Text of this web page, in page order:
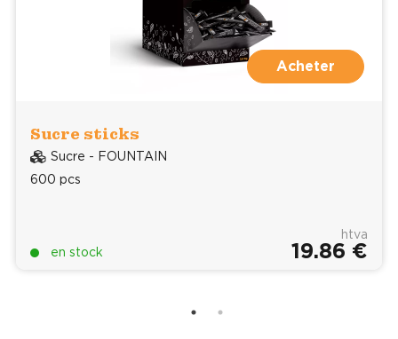
Acheter
Sucre sticks
Sucre - FOUNTAIN
600 pcs
en stock
htva
19.86 €